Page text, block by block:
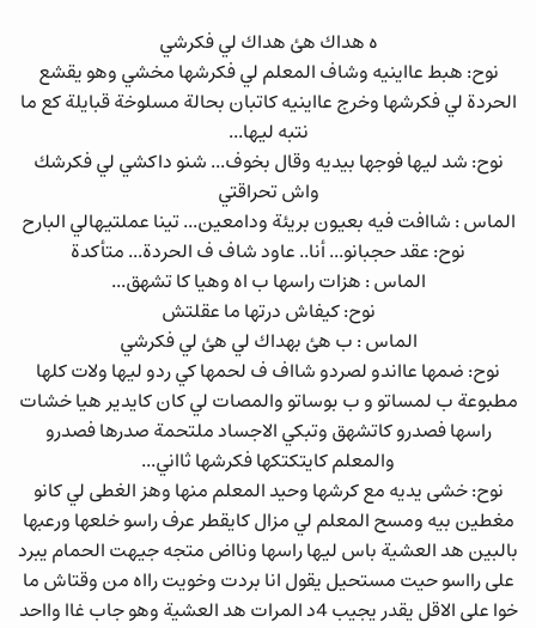
ه هداك هئ هداك لي فكرشي
نوح: هبط عااينيه وشاف المعلم لي فكرشها مخشي وهو يقشع
الحردة لي فكرشها وخرج عااينيه كاتبان بحالة مسلوخة قبايلة كع ما
نتبه ليها...
نوح: شد ليها فوجها بيديه وقال بخوف... شنو داكشي لي فكرشك
واش تحراقتي
الماس : شاافت فيه بعيون بريئة ودامعين... تينا عملتيهالي البارح
نوح: عقد حجبانو... أنا.. عاود شاف ف الحردة... متأكدة
الماس : هزات راسها ب اه وهيا كا تشهق...
نوح: كيفاش درتها ما عقلتش
الماس : ب هئ بهداك لي هئ لي فكرشي
نوح: ضمها عااندو لصردو شااف ف لحمها كي ردو ليها ولات كلها
مطبوعة ب لمساتو و ب بوساتو والمصات لي كان كايدير هيا خشات
راسها فصدرو كاتشهق وتبكي الاجساد ملتحمة صدرها فصدرو
والمعلم كايتكتكها فكرشها ثااني...
نوح: خشى يديه مع كرشها وحيد المعلم منها وهز الغطى لي كانو
مغطين بيه ومسح المعلم لي مزال كايقطر عرف راسو خلعها ورعبها
بالبين هد العشية باس ليها راسها ونااض متجه جيهت الحمام يبرد
على رااسو حيت مستحيل يقول انا بردت وخويت رااه من وقتاش ما
خوا على الاقل يقدر يجيب 4د المرات هد العشية وهو جاب غاا وااحد